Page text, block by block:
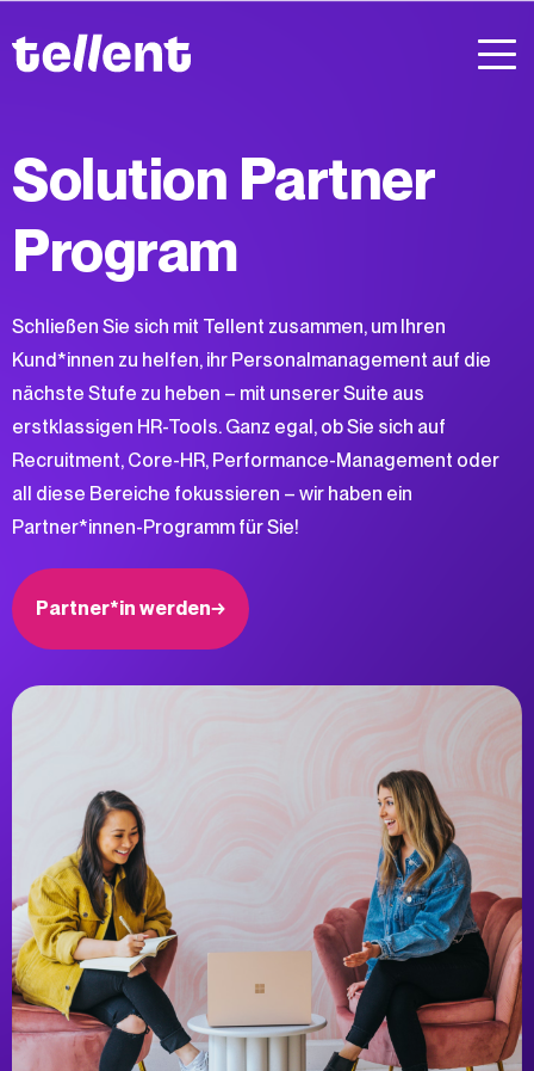
Solution Partner
Program
Schließen Sie sich mit Tellent zusammen, um Ihren
Kund*innen zu helfen, ihr Personalmanagement auf die
nächste Stufe zu heben – mit unserer Suite aus
erstklassigen HR-Tools. Ganz egal, ob Sie sich auf
Recruitment, Core-HR, Performance-Management oder
all diese Bereiche fokussieren – wir haben ein
Partner*innen-Programm für Sie!
Partner*in werden